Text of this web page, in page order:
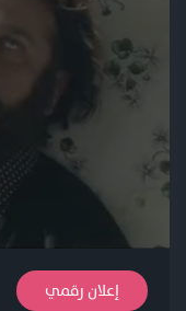
إعلان رقمي